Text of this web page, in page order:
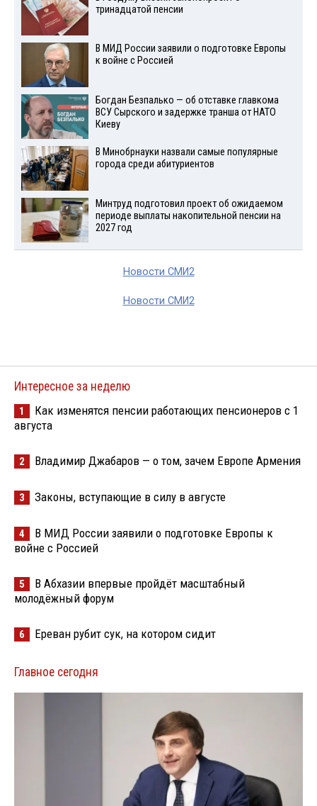
тринадцатой пенсии
В МИД России заявили о подготовке Европы
к войне с Россией
Богдан Безпалько — об отставке главкома
ВСУ Сырского и задержке транша от НАТО
Киеву
В Минобрнауки назвали самые популярные
города среди абитуриентов
Минтруд подготовил проект об ожидаемом
периоде выплаты накопительной пенсии на
2027 год
Новости СМИ2
Новости СМИ2
Интересное за неделю
1
Как изменятся пенсии работающих пенсионеров с 1
августа
2 Владимир Джабаров — о том, зачем Европе Армения
3 Законы, вступающие в силу в августе
4
В МИД России заявили о подготовке Европы к
войне с Россией
5
В Абхазии впервые пройдёт масштабный
молодёжный форум
6 Ереван рубит сук, на котором сидит
Главное сегодня